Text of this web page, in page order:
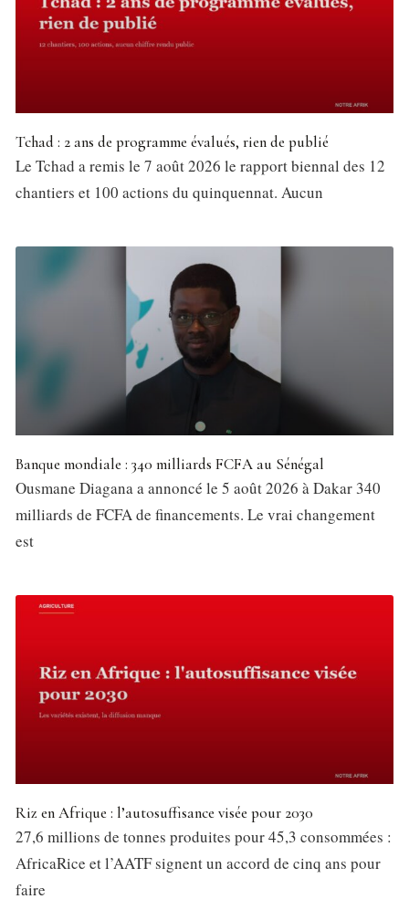
Tchad : 2 ans de programme évalués, rien de publié
Le Tchad a remis le 7 août 2026 le rapport biennal des 12
chantiers et 100 actions du quinquennat. Aucun
Banque mondiale : 340 milliards FCFA au Sénégal
Ousmane Diagana a annoncé le 5 août 2026 à Dakar 340
milliards de FCFA de financements. Le vrai changement
est
Riz en Afrique : l’autosuffisance visée pour 2030
27,6 millions de tonnes produites pour 45,3 consommées :
AfricaRice et l’AATF signent un accord de cinq ans pour
faire